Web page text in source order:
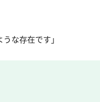
な存在です」